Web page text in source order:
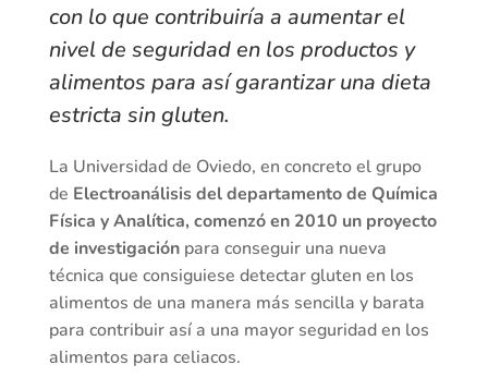
con lo que contribuiría a aumentar el
nivel de seguridad en los productos y
alimentos para así garantizar una dieta
estricta sin gluten.
La Universidad de Oviedo, en concreto el grupo
de Electroanálisis del departamento de Química
Física y Analítica, comenzó en 2010 un proyecto
de investigaciónpara conseguir una nueva
técnica que consiguiese detectar gluten en los
alimentos de una manera más sencilla y barata
para contribuir así a una mayor seguridad en los
alimentos para celiacos.